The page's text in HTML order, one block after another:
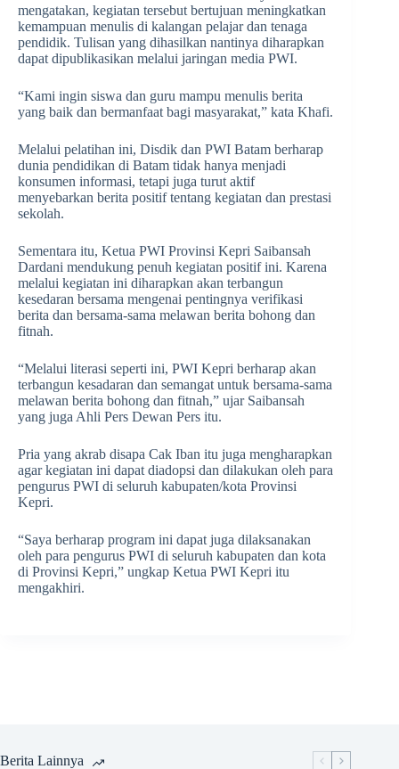
mengatakan, kegiatan tersebut bertujuan meningkatkan
kemampuan menulis di kalangan pelajar dan tenaga
pendidik. Tulisan yang dihasilkan nantinya diharapkan
dapat dipublikasikan melalui jaringan media PWI.
“Kami ingin siswa dan guru mampu menulis berita
yang baik dan bermanfaat bagi masyarakat,” kata Khafi.
Melalui pelatihan ini, Disdik dan PWI Batam berharap
dunia pendidikan di Batam tidak hanya menjadi
konsumen informasi, tetapi juga turut aktif
menyebarkan berita positif tentang kegiatan dan prestasi
sekolah.
Sementara itu, Ketua PWI Provinsi Kepri Saibansah
Dardani mendukung penuh kegiatan positif ini. Karena
melalui kegiatan ini diharapkan akan terbangun
kesedaran bersama mengenai pentingnya verifikasi
berita dan bersama-sama melawan berita bohong dan
fitnah.
“Melalui literasi seperti ini, PWI Kepri berharap akan
terbangun kesadaran dan semangat untuk bersama-sama
melawan berita bohong dan fitnah,” ujar Saibansah
yang juga Ahli Pers Dewan Pers itu.
Pria yang akrab disapa Cak Iban itu juga mengharapkan
agar kegiatan ini dapat diadopsi dan dilakukan oleh para
pengurus PWI di seluruh kabupaten/kota Provinsi
Kepri.
“Saya berharap program ini dapat juga dilaksanakan
oleh para pengurus PWI di seluruh kabupaten dan kota
di Provinsi Kepri,” ungkap Ketua PWI Kepri itu
mengakhiri.
Berita Lainnya